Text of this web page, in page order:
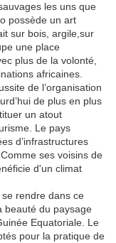
les uns que
possède un art
sur bois, argile,sur
une place
plus de la volonté,
africaines.
de l’organisation
de plus en plus
un atout
Le pays
d’infrastructures
ses voisins de
d'un climat
rendre dans ce
beauté du paysage
Equatoriale. Le
pour la pratique de